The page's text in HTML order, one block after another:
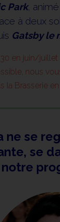
Park,
à deux
Gatsby le
en juin/
nous
la Brasserie
ne se
se